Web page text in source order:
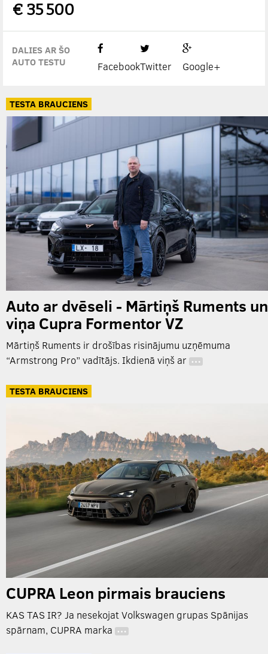
€ 35 500
DALIES AR ŠO
AUTO TESTU
FacebookTwitter Google+
TESTA BRAUCIENS
Auto ar dvēseli - Mārtiņš Ruments un
viņa Cupra Formentor VZ
Mārtiņš Ruments ir drošības risinājumu uzņēmuma
“Armstrong Pro” vadītājs. Ikdienā viņš ar …
TESTA BRAUCIENS
CUPRA Leon pirmais brauciens
KAS TAS IR? Ja nesekojat Volkswagen grupas Spānijas
spārnam, CUPRA marka …